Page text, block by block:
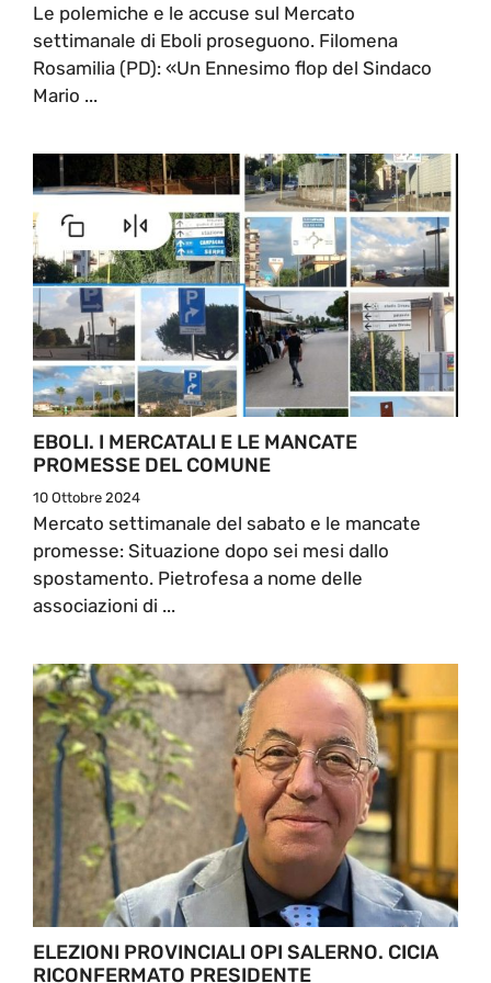
Le polemiche e le accuse sul Mercato
settimanale di Eboli proseguono. Filomena
Rosamilia (PD): «Un Ennesimo flop del Sindaco
Mario ...
EBOLI. I MERCATALI E LE MANCATE
PROMESSE DEL COMUNE
10 Ottobre 2024
Mercato settimanale del sabato e le mancate
promesse: Situazione dopo sei mesi dallo
spostamento. Pietrofesa a nome delle
associazioni di ...
ELEZIONI PROVINCIALI OPI SALERNO. CICIA
RICONFERMATO PRESIDENTE